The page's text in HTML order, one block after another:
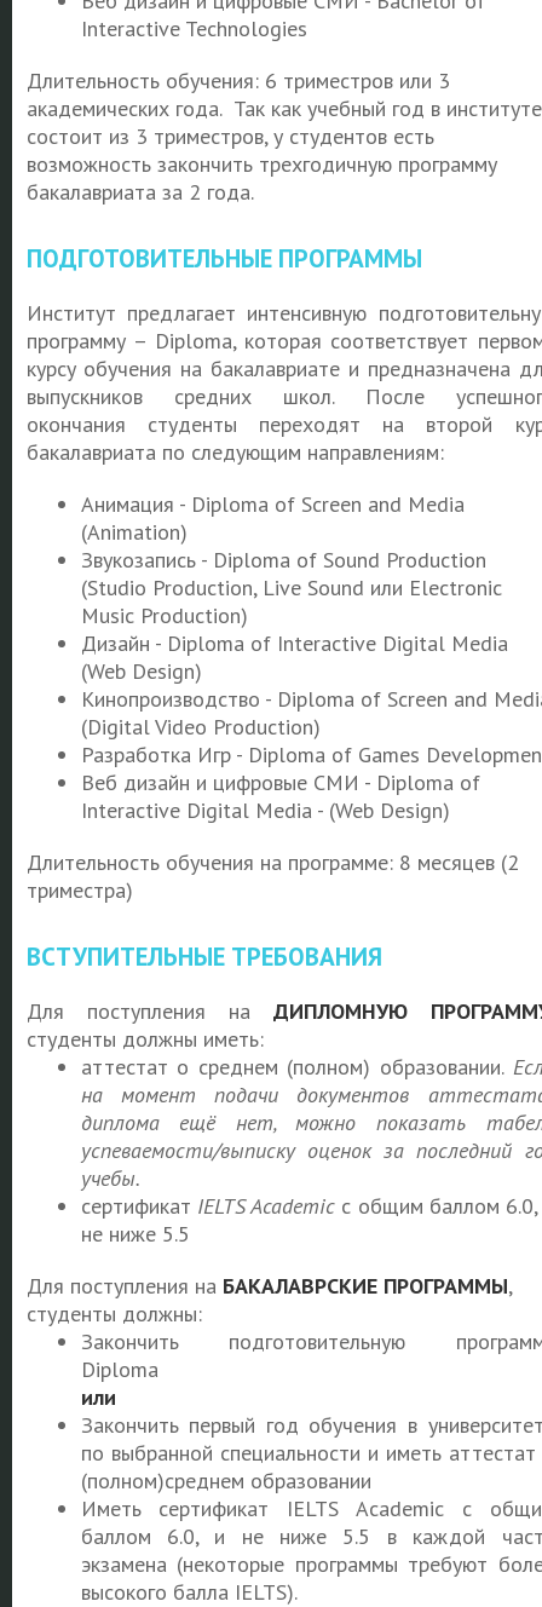
Interactive Technologies
Длительность обучения: 6 триместров или 3
академических года. Так как учебный год в институте
состоит из 3 триместров, у студентов есть
возможность закончить трехгодичную программу
бакалавриата за 2 года.
ПОДГОТОВИТЕЛЬНЫЕ ПРОГРАММЫ
Институт предлагает интенсивную
программу – Diploma, которая соответствует
курсу обучения на бакалавриате и предназначена
выпускников средних школ. После
окончания студенты переходят на второй
бакалавриата по следующим направлениям:
Анимация - Diploma of Screen and Media
(Animation)
Звукозапись - Diploma of Sound Production
(Studio Production, Live Sound или Electronic
Music Production)
Дизайн - Diploma of Interactive Digital Media
(Web Design)
Кинопроизводство - Diploma of Screen and
(Digital Video Production)
Разработка Игр - Diploma of Games
Веб дизайн и цифровые СМИ - Diploma of
Interactive Digital Media - (Web Design)
Длительность обучения на программе: 8 месяцев (2
триместра)
ВСТУПИТЕЛЬНЫЕ ТРЕБОВАНИЯ
Для поступления на ДИПЛОМНУЮ
студенты должны иметь:
аттестат о среднем (полном) образовании.
на момент подачи документов
диплома ещё нет, можно показать
успеваемости/выписку оценок за последний
учебы.
сертификат IELTS Academic с общим баллом 6.0,
не ниже 5.5
Для поступления на БАКАЛАВРСКИЕ ПРОГРАММЫ,
студенты должны:
Закончить подготовительную
Diploma
или
Закончить первый год обучения в
по выбранной специальности и иметь
(полном)среднем образовании
Иметь сертификат IELTS Academic с
баллом 6.0, и не ниже 5.5 в каждой
экзамена (некоторые программы требуют
высокого балла IELTS).